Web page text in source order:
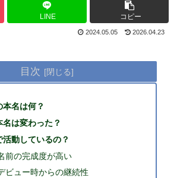
LINE コピー
2024.05.05 2026.04.23
目次
名は何？
は変わった？
動しているの？
前の完成度が高い
ビュー時からの継続性